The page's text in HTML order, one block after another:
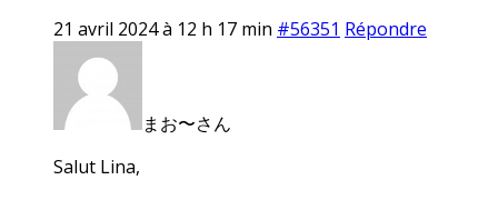
21 avril 2024 à 12 h 17 min #56351 Répondre
まお〜さん
Salut Lina,